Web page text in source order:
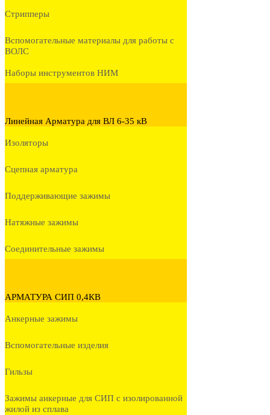
Стрипперы
Вспомогательные материалы для работы с
ВОЛС
Наборы инструментов НИМ
Линейная Арматура для ВЛ 6-35 кВ
Изоляторы
Сцепная арматура
Поддерживающие зажимы
Натяжные зажимы
Соединительные зажимы
АРМАТУРА СИП 0,4КВ
Анкерные зажимы
Вспомогательные изделия
Гильзы
Зажимы анкерные для СИП с изолированной
жилой из сплава